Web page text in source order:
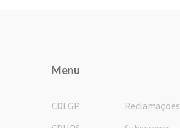
Menu
CDLGP
Reclamações